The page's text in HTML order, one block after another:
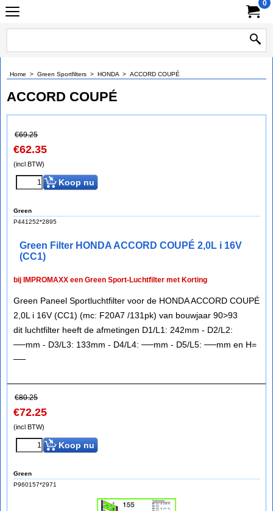
0
Home > Green Sportfilters > HONDA > ACCORD COUPÉ
ACCORD COUPÉ
€69.25
€62.35
(incl BTW)
Koop nu
Green
P441252*2895
Green Filter HONDA ACCORD COUPÉ 2,0L i 16V
(CC1)
bij IMPROMAXX een Green Sport-Luchtfilter met Korting
Green Paneel Sportluchtfilter voor de HONDA ACCORD COUPÉ
2,0L i 16V (CC1) (mc: F20A7 /131pk) van bouwjaar 90>93
dit luchtfilter heeft de afmetingen D1/L1: 242mm - D2/L2:
──mm - D3/L3: 133mm - D4/L4: ──mm - D5/L5: ──mm en H=
──
€80.25
€72.25
(incl BTW)
Koop nu
Green
P960157*2971